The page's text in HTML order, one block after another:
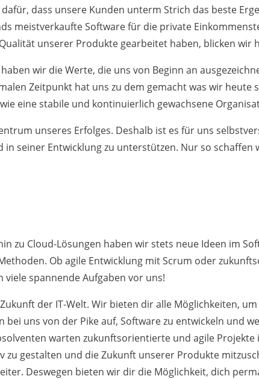
dass unsere Kunden unterm Strich das beste
meistverkaufte Software für die private
unserer Produkte gearbeitet haben, blicken wir
wir die Werte, die uns von Beginn an
Zeitpunkt hat uns zu dem gemacht was wir
eine stabile und kontinuierlich gewachsene
unseres Erfolges. Deshalb ist es für uns
seiner Entwicklung zu unterstützen. Nur so
zu Cloud-Lösungen haben wir stets neue Ideen im
Ob agile Entwicklung mit Scrum oder
spannende Aufgaben vor uns!
der IT-Welt. Wir bieten dir alle Möglichkeiten,
bei uns von der Pike auf, Software zu entwickeln und
warten zukunftsorientierte und agile
zu gestalten und die Zukunft unserer Produkte
Deswegen bieten wir dir die Möglichkeit, dich